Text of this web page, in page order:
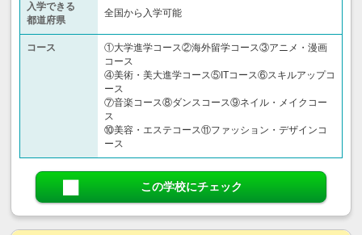
入学できる
都道府県
全国から入学可能
コース
①大学進学コース②海外留学コース③アニメ・漫画
コース
④美術・美大進学コース⑤ITコース⑥スキルアップコ
ース
⑦音楽コース⑧ダンスコース⑨ネイル・メイクコー
ス
⑩美容・エステコース⑪ファッション・デザインコ
ース
この学校にチェック